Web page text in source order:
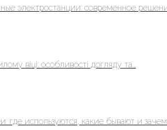
электростанции: современное
віці: особливості догляду та...
где используются, какие бывают и